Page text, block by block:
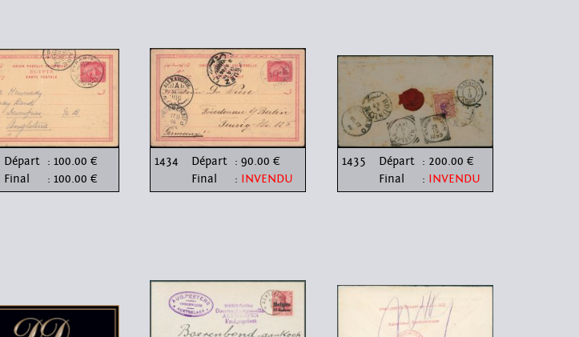
Départ : 100.00 €
Final
: 100.00 €
1434 Départ : 90.00 €
Final
: INVENDU
1435 Départ : 200.00 €
Final
: INVENDU